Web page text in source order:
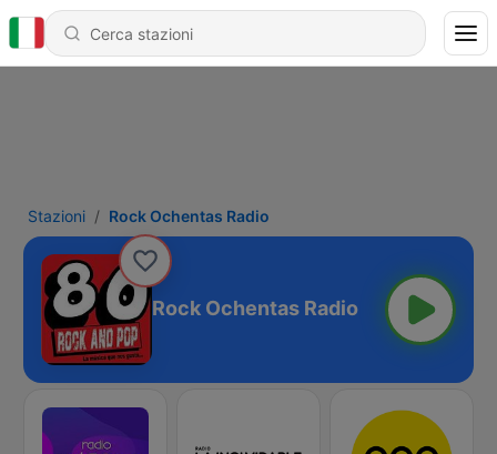
Stazioni Rock Ochentas Radio
Rock Ochentas Radio